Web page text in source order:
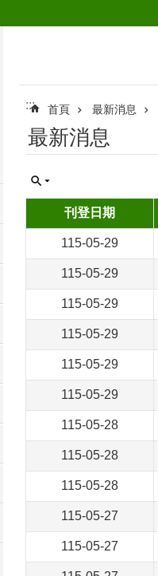
::: 首頁 最新消息
最新消息
刊登日期
115-05-29
115-05-29
115-05-29
115-05-29
115-05-29
115-05-29
115-05-28
115-05-28
115-05-28
115-05-27
115-05-27